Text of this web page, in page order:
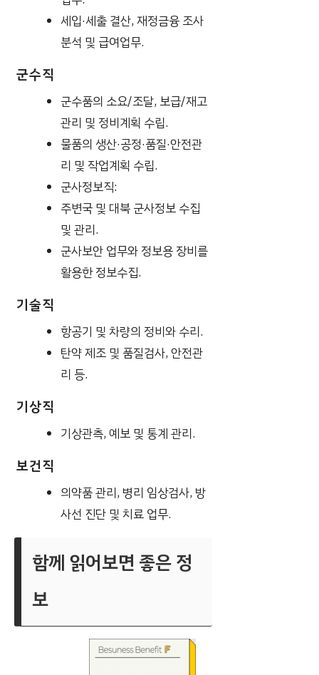
세입·세출 결산, 재정금융 조사
분석 및 급여업무.
군수직
군수품의 소요/조달, 보급/재고
관리 및 정비계획 수립.
물품의 생산·공정·품질·안전관
리 및 작업계획 수립.
군사정보직:
주변국 및 대북 군사정보 수집
및 관리.
군사보안 업무와 정보용 장비를
활용한 정보수집.
기술직
항공기 및 차량의 정비와 수리.
탄약 제조 및 품질검사, 안전관
리 등.
기상직
기상관측, 예보 및 통계 관리.
보건직
의약품 관리, 병리 임상검사, 방
사선 진단 및 치료 업무.
함께 읽어보면 좋은 정
보